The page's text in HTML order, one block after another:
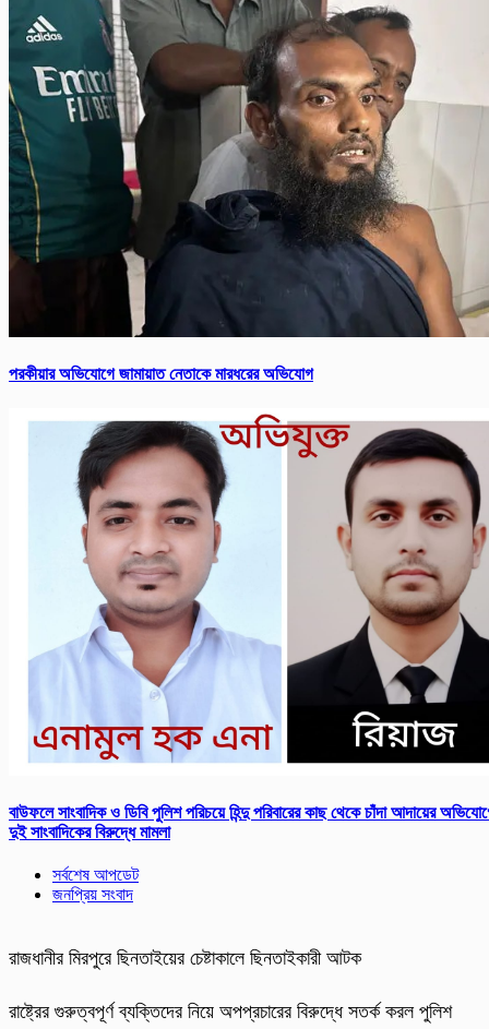
পরকীয়ার অভিযোগে জামায়াত নেতাকে মারধরের অভিযোগ
বাউফলে সাংবাদিক ও ডিবি পুলিশ পরিচয়ে হিন্দু পরিবারের কাছ থেকে চাঁদা আদায়ের
দুই সাংবাদিকের বিরুদ্ধে মামলা
সর্বশেষ আপডেট
জনপ্রিয় সংবাদ
রাজধানীর মিরপুরে ছিনতাইয়ের চেষ্টাকালে ছিনতাইকারী আটক
রাষ্ট্রের গুরুত্বপূর্ণ ব্যক্তিদের নিয়ে অপপ্রচারের বিরুদ্ধে সতর্ক করল পুলিশ